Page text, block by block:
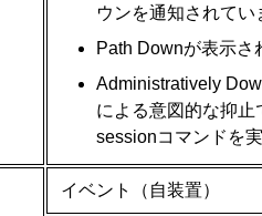
ウンを通知されてい
Path Downが表示さ
Administratively
による意図的な抑
sessionコマンドを
イベント（自装置）